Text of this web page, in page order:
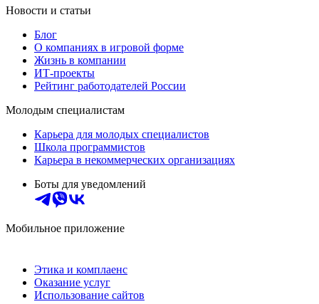
Новости и статьи
Блог
О компаниях в игровой форме
Жизнь в компании
ИТ-проекты
Рейтинг работодателей России
Молодым специалистам
Карьера для молодых специалистов
Школа программистов
Карьера в некоммерческих организациях
Боты для уведомлений
Мобильное приложение
Этика и комплаенс
Оказание услуг
Использование сайтов